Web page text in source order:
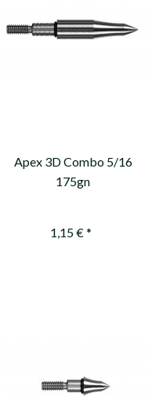
Apex 3D Combo 5/16
175gn
1,15 € *